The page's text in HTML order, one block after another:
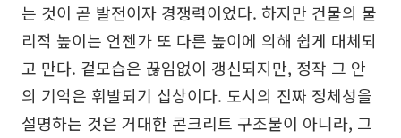
는 것이 곧 발전이자 경쟁력이었다. 하지만 건물의 물
리적 높이는 언젠가 또 다른 높이에 의해 쉽게 대체되
고 만다. 겉모습은 끊임없이 갱신되지만, 정작 그 안
의 기억은 휘발되기 십상이다. 도시의 진짜 정체성을
설명하는 것은 거대한 콘크리트 구조물이 아니라, 그